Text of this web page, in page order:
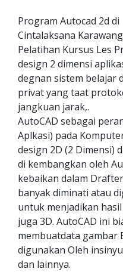
Program Autocad 2d di
Cintalaksana
Pelatihan Kursus Les
design 2 dimensi
degnan sistem belajar
privat yang taat
jangkuan jarak,.
AutoCAD sebagai
Aplkasi) pada
design 2D (2 Dimensi)
di kembangkan oleh
kebaikan dalam
banyak diminati atau
untuk menjadikan
juga 3D. AutoCAD ini
membuatdata gambar
digunakan Oleh
dan lainnya.